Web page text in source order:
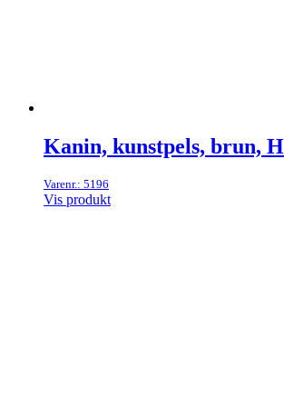
Kanin, kunstpels, brun,
Varenr.: 5196
Vis produkt